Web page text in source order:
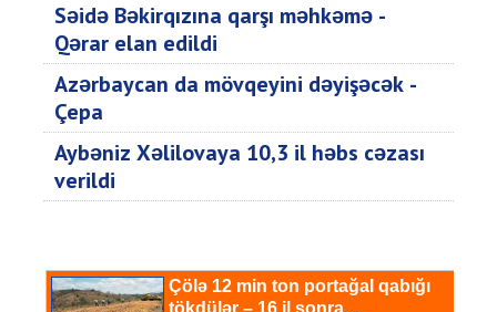
Səidə Bəkirqızına qarşı məhkəmə -
Qərar elan edildi
Azərbaycan da mövqeyini dəyişəcək -
Çepa
Aybəniz Xəlilovaya 10,3 il həbs cəzası
verildi